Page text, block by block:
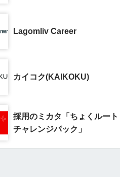
Lagomliv Career
カイコク(KAIKOKU)
採用のミカタ「ちょくルート
チャレンジパック」